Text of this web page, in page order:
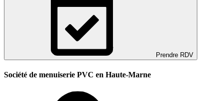
Prendre RDV
Société de menuiserie PVC en Haute-Marne